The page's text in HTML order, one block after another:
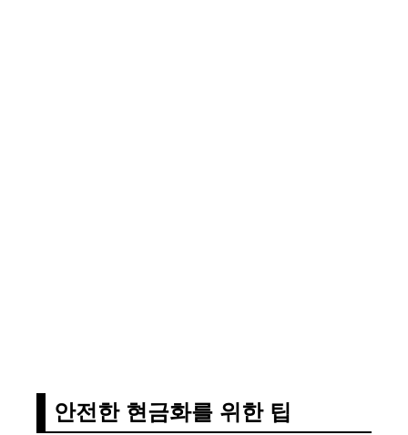
안전한 현금화를 위한 팁